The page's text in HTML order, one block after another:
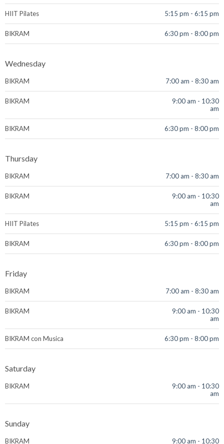
HIIT Pilates 5:15 pm - 6:15 pm
BIKRAM 6:30 pm - 8:00 pm
Wednesday
BIKRAM 7:00 am - 8:30 am
BIKRAM 9:00 am - 10:30
am
BIKRAM 6:30 pm - 8:00 pm
Thursday
BIKRAM 7:00 am - 8:30 am
BIKRAM 9:00 am - 10:30
am
HIIT Pilates 5:15 pm - 6:15 pm
BIKRAM 6:30 pm - 8:00 pm
Friday
BIKRAM 7:00 am - 8:30 am
BIKRAM 9:00 am - 10:30
am
BIKRAM con Musica 6:30 pm - 8:00 pm
Saturday
BIKRAM 9:00 am - 10:30
am
Sunday
BIKRAM 9:00 am - 10:30